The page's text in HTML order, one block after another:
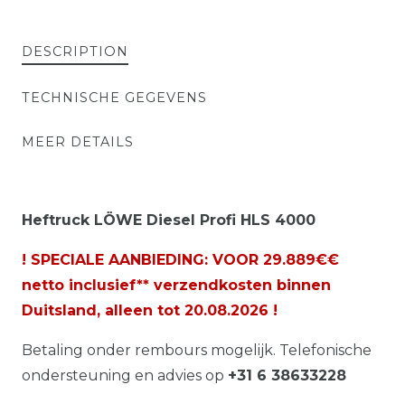
DESCRIPTION
TECHNISCHE GEGEVENS
MEER DETAILS
Heftruck LÖWE Diesel Profi HLS 4000
! SPECIALE AANBIEDING: VOOR 29.889€€
netto inclusief** verzendkosten binnen
Duitsland, alleen tot 20.08.2026 !
Betaling onder rembours mogelijk. Telefonische
ondersteuning en advies op +31 6 38633228